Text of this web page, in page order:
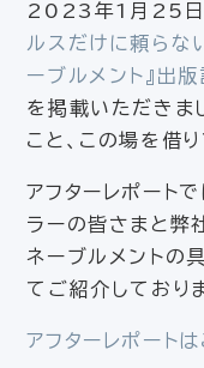
2023年1月25日
ルスだけに頼らな
ーブルメント』出
を掲載いただきま
こと、この場を借
アフターレポート
ラーの皆さまと弊
ネーブルメントの
てご紹介しておりま
アフターレポート